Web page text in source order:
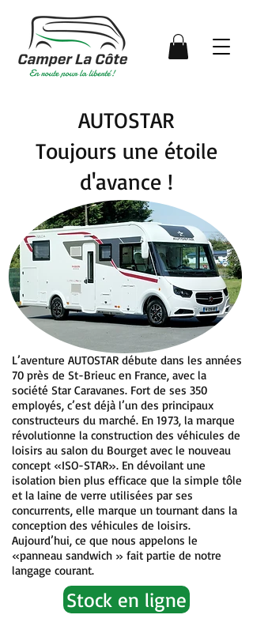
AUTOSTAR
Toujours une étoile
d'avance !
L’aventure AUTOSTAR débute dans les années
70 près de St-Brieuc en France, avec la
société Star Caravanes. Fort de ses 350
employés, c’est déjà l’un des principaux
constructeurs du marché. En 1973, la marque
révolutionne la construction des véhicules de
loisirs au salon du Bourget avec le nouveau
concept «ISO-STAR». En dévoilant une
isolation bien plus efficace que la simple tôle
et la laine de verre utilisées par ses
concurrents, elle marque un tournant dans la
conception des véhicules de loisirs.
Aujourd’hui, ce que nous appelons le
«panneau sandwich » fait partie de notre
langage courant.
Stock en ligne